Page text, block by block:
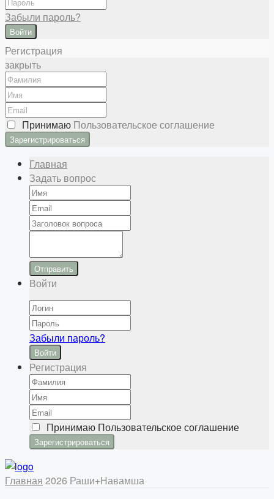
Забыли пароль?
Войти
Регистрация
закрыть
Принимаю Пользовательское соглашение
Главная
Задать вопрос
Отправить
Войти
Забыли пароль?
Войти
Регистрация
Принимаю Пользовательское соглашение
Главная 2026 Раши+Навамша